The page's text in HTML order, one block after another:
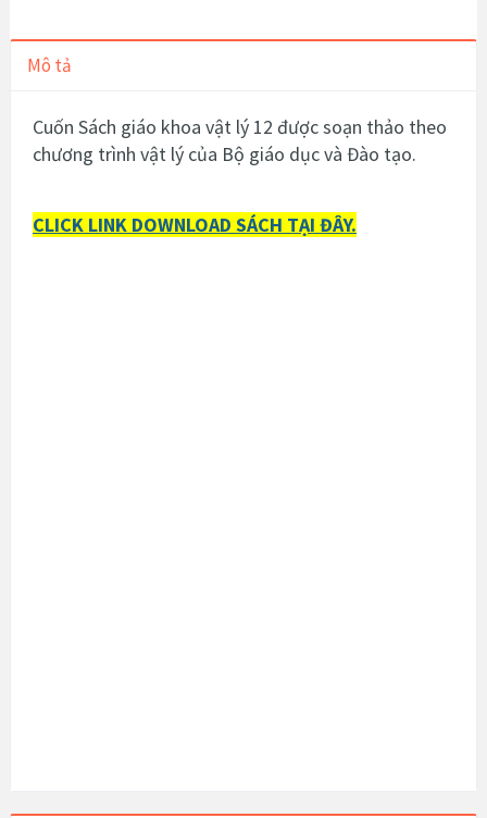
Mô tả
Cuốn Sách giáo khoa vật lý 12 được soạn thảo theo
chương trình vật lý của Bộ giáo dục và Đào tạo.
CLICK LINK DOWNLOAD SÁCH TẠI ĐÂY.